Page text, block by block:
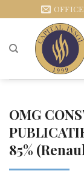
conținut
OMG
85%